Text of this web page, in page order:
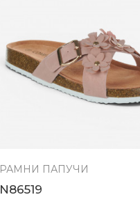
РАМНИ ПАПУЧИ
N86519